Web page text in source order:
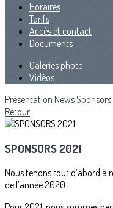
Horaires
Tarifs
Accès et contact
Documents
Galeries photo
Vidéos
Présentation NewsSponsors
Retour
SPONSORS 2021
Nous tenons tout d’abord à
de l’année 2020.